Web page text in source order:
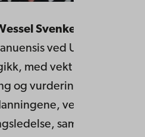
Svenkerud
ved USN. Jeg
med vekt på læring,
og vurdering, i
ved
samt Ph.D. kurs i